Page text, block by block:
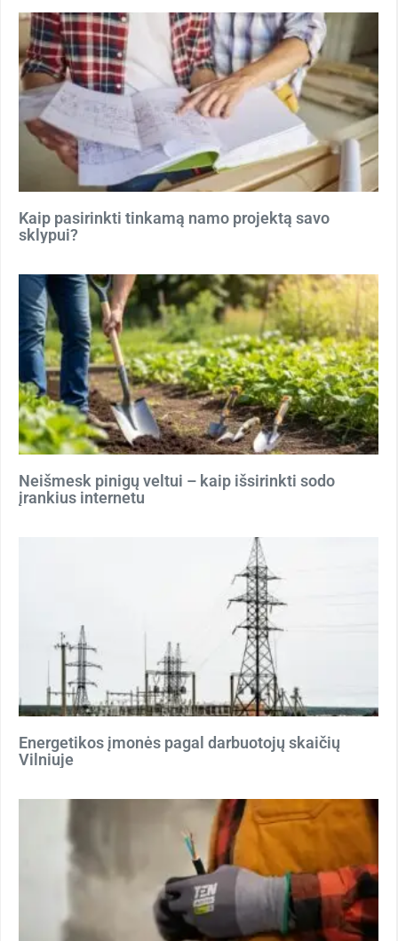
Kaip pasirinkti tinkamą namo projektą savo
sklypui?
Neišmesk pinigų veltui – kaip išsirinkti sodo
įrankius internetu
Energetikos įmonės pagal darbuotojų skaičių
Vilniuje